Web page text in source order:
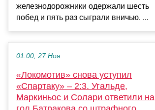
железнодорожники одержали шесть
побед и пять раз сыграли вничью. ...
01:00, 27 Ноя
«Локомотив» снова уступил
«Спартаку» – 2:3. Угальде,
Маркиньос и Солари ответили на